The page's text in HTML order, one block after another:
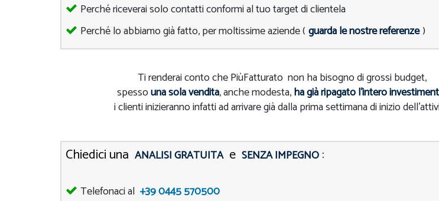
Perché riceverai solo contatti conformi al tuo target di clientela
Perché lo abbiamo già fatto, per moltissime aziende ( guarda le nostre referenze )
Ti renderai conto che PiùFatturato non ha bisogno di grossi budget,
spessouna sola vendita, anche modesta,ha già ripagato l'intero
i clienti inizieranno infatti ad arrivare già dalla prima settimana di inizio
Chiedici una ANALISI GRATUITA e SENZA IMPEGNO :
Telefonaci al +39 0445 570500